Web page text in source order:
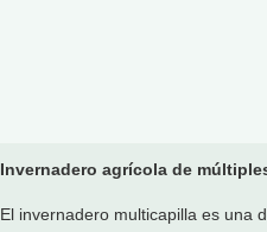
Invernadero agrícola de
El invernadero multicapilla es una